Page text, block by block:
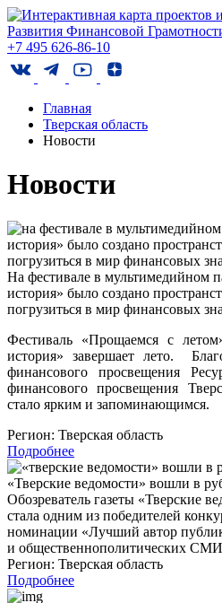
+7 495 626-86-10
Главная
Тверская область
Новости
Новости
На фестивале в мультимедийном
история» было создано
погрузиться в мир финансовых
Фестиваль «Прощаемся с
история» завершает лето.
финансового просвещения
финансового просвещения
стало ярким и запоминающимся.
Регион: Тверская область
Подробнее
«Тверские ведомости» вошли в
Обозреватель газеты «Тверские
стала одним из победителей
номинации «Лучший автор
и общественнополитических
Регион: Тверская область
Подробнее